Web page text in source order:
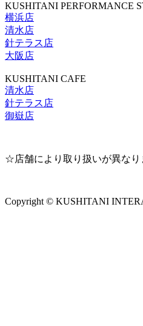
KUSHITANI PERFORMANCE
横浜店
清水店
針テラス店
大阪店
KUSHITANI CAFE
清水店
針テラス店
御嶽店
☆店舗により取り扱いが異なり
Copyright © KUSHITANI